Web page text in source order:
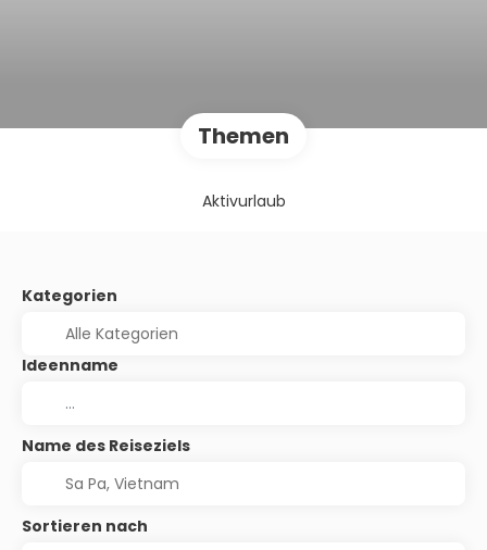
Themen
Aktivurlaub
Kategorien
Ideenname
Name des Reiseziels
Sortieren nach